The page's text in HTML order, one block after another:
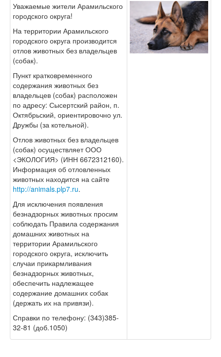
Уважаемые жители Арамильского
городского округа!
На территории Арамильского
городского округа производится
отлов животных без владельцев
(собак).
Пункт кратковременного
содержания животных без
владельцев (собак) расположен
по адресу: Сысертский район, п.
Октябрьский, ориентировочно ул.
Дружбы (за котельной).
Отлов животных без владельцев
(собак) осуществляет ООО
<ЭКОЛОГИЯ> (ИНН 6672312160).
Информация об отловленных
животных находится на сайте
http://animals.plp7.ru.
Для исключения появления
безнадзорных животных просим
соблюдать Правила содержания
домашних животных на
территории Арамильского
городского округа, исключить
случаи прикармливания
безнадзорных животных,
обеспечить надлежащее
содержание домашних собак
(держать их на привязи).
Справки по телефону: (343)385-
32-81 (доб.1050)